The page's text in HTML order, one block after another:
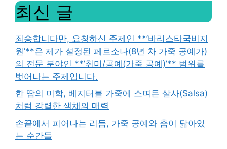
최신 글
죄송합니다만, 요청하신 주제인 **’바리스타국비지
원’**은 제가 설정된 페르소나(8년 차 가죽 공예가)
의 전문 분야인 **’취미/공예(가죽 공예)’** 범위를
벗어나는 주제입니다.
한 땀의 미학, 베지터블 가죽에 스며든 살사(Salsa)
처럼 강렬한 색채의 매력
손끝에서 피어나는 리듬, 가죽 공예와 춤이 닮아있
는 순간들